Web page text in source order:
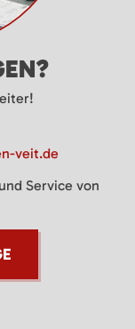
veit.de
Service von